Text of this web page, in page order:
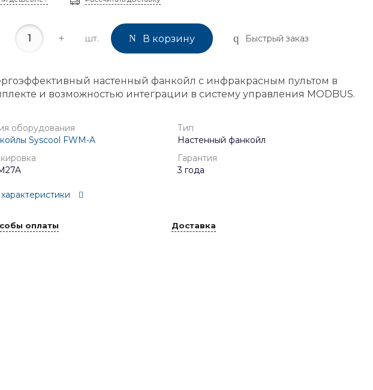
+ шт. В корзину Быстрый заказ
настенный фанкойл с инфракрасным пультом в
и возможностью интеграции в систему управления MODBUS.
оборудования
Syscool FWM-A
Тип
Настенный фанкойл
Гарантия
3 года
оплаты Доставка